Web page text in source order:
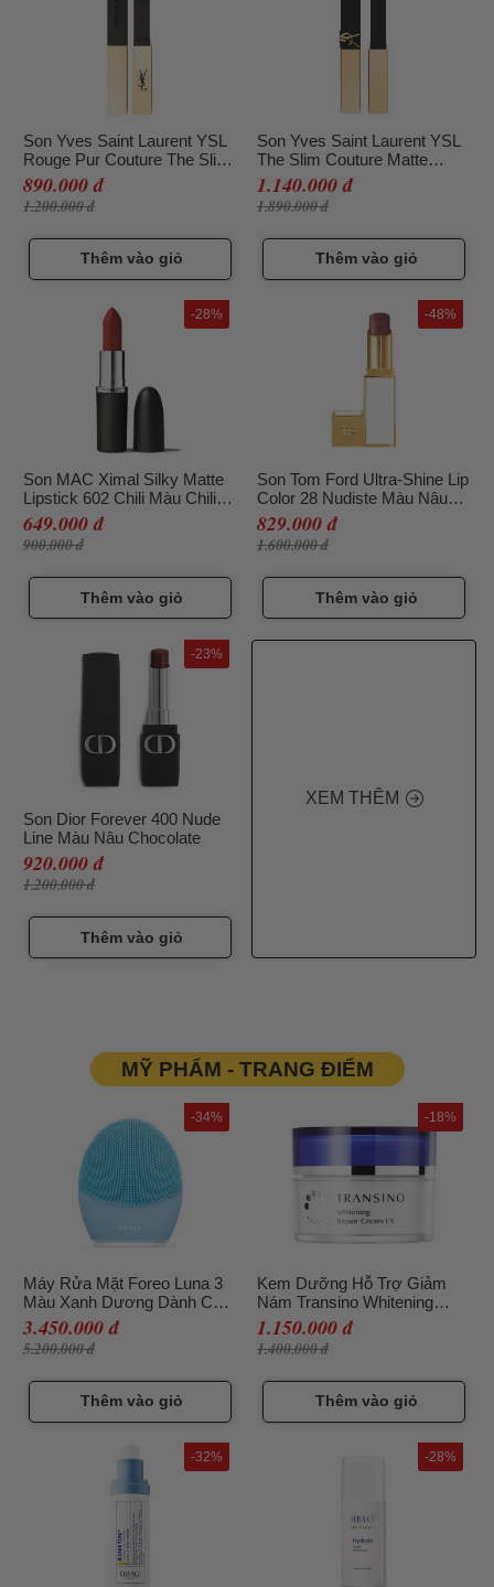
Son Yves Saint Laurent YSL
Rouge Pur Couture The Slim
35 Loud Brown Màu Cam
Cháy
890.000 đ
1.200.000 đ
Thêm vào giỏ
Son Yves Saint Laurent YSL
The Slim Couture Matte
Lipstick 1977 Pink Voyage
Màu Hồng Đào (Bản 2025)
1.140.000 đ
1.890.000 đ
Thêm vào giỏ
Son MAC Ximal Silky Matte
Lipstick 602 Chili Màu Chili
3.5g
649.000 đ
900.000 đ
-28%
Thêm vào giỏ
Son Tom Ford Ultra-Shine Lip
Color 28 Nudiste Màu Nâu
Đất
829.000 đ
1.600.000 đ
-48%
Thêm vào giỏ
Son Dior Forever 400 Nude
Line Màu Nâu Chocolate
920.000 đ
1.200.000 đ
-23%
Thêm vào giỏ
XEM THÊM
MỸ PHẨM - TRANG ĐIỂM
Máy Rửa Mặt Foreo Luna 3
Màu Xanh Dương Dành Cho
Da Hỗn Hợp
3.450.000 đ
5.200.000 đ
-34%
Thêm vào giỏ
Kem Dưỡng Hỗ Trợ Giảm
Nám Transino Whitening
Repair Cream EX 35g
1.150.000 đ
1.400.000 đ
-18%
Thêm vào giỏ
-32% -28%